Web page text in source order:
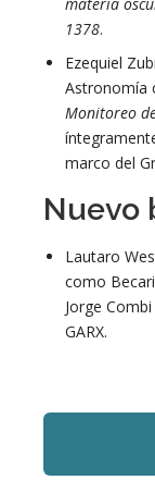
1378.
Ezequiel
Astronomía
Monitoreo
marco del
Nuevo
Lautaro
como
Jorge
GARX.